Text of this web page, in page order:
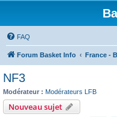
FAQ
Forum Basket Info France -
NF3
Modérateur : Modérateurs LFB
Nouveau sujet